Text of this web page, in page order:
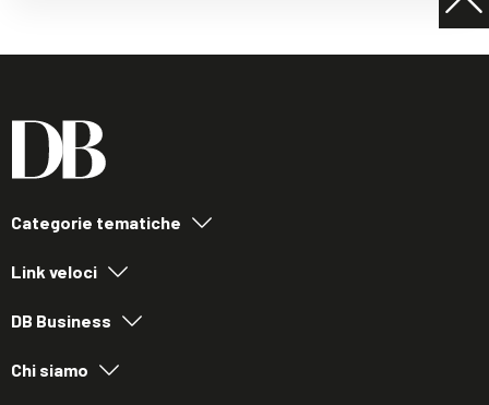
Categorie tematiche
Link veloci
DB Business
Chi siamo